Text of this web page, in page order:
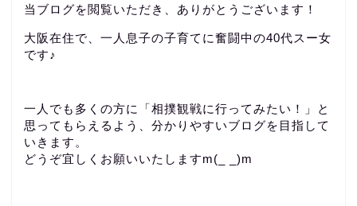
当ブログを閲覧いただき、ありがとうございます！
大阪在住で、一人息子の子育てに奮闘中の40代スー女
です♪
一人でも多くの方に「相撲観戦に行ってみたい！」と
思ってもらえるよう、分かりやすいブログを目指して
いきます。
どうぞ宜しくお願いいたしますm(_ _)m